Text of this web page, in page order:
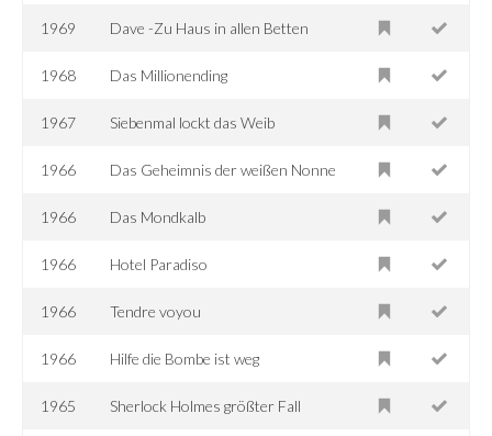
1969 Dave -Zu Haus in allen Betten
1968 Das Millionending
1967 Siebenmal lockt das Weib
1966 Das Geheimnis der weißen Nonne
1966 Das Mondkalb
1966 Hotel Paradiso
1966 Tendre voyou
1966 Hilfe die Bombe ist weg
1965 Sherlock Holmes größter Fall